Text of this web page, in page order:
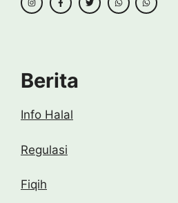
Berita
Info Halal
Regulasi
Fiqih